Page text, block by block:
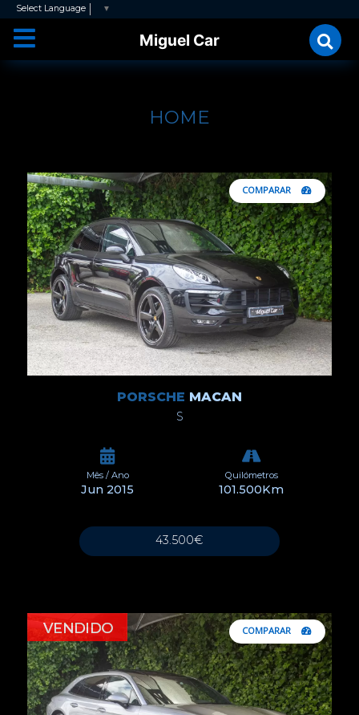
Select Language ▼
Miguel Car
HOME
COMPARAR
PORSCHE MACAN
S
Mês / Ano
Jun 2015
Quilómetros
101.500Km
43.500€
COMPARAR